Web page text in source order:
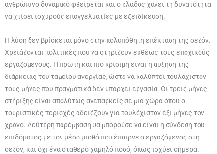
ανθρώπινο δυναμικό φθείρεται και ο κλάδος χάνει τη δυνατότητα
να χτίσει ισχυρούς επαγγελματίες με εξειδίκευση.
Η λύση δεν βρίσκεται μόνο στην πολυπόθητη επέκταση της σεζόν.
Χρειάζονται πολιτικές που να στηρίζουν ευθέως τους εποχικούς
εργαζόμενους. Η πρώτη και πιο κρίσιμη είναι η αύξηση της
διάρκειας του ταμείου ανεργίας, ώστε να καλύπτει τουλάχιστον
τους μήνες που πραγματικά δεν υπάρχει εργασία. Οι τρεις μήνες
στήριξης είναι απολύτως ανεπαρκείς σε μια χώρα όπου οι
τουριστικές περιοχές αδειάζουν για τουλάχιστον έξι μήνες τον
χρόνο. Δεύτερη παρέμβαση θα μπορούσε να είναι η σύνδεση του
επιδόματος με τον μέσο μισθό που έπαιρνε ο εργαζόμενος στη
σεζόν, και όχι ένα σταθερό χαμηλό ποσό, όπως ισχύει σήμερα.